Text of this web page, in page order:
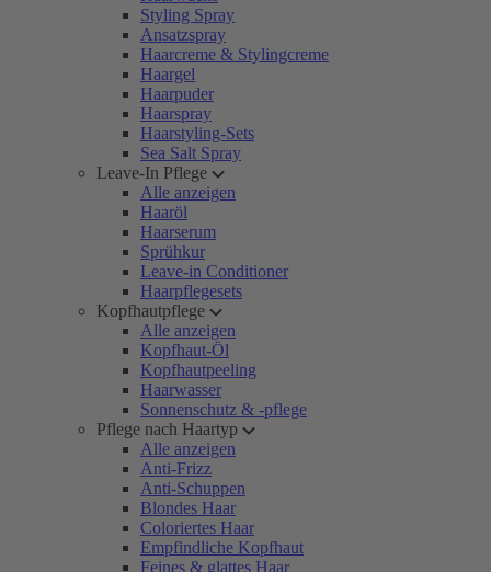
Styling Spray
Ansatzspray
Haarcreme & Stylingcreme
Haargel
Haarpuder
Haarspray
Haarstyling-Sets
Sea Salt Spray
Leave-In Pflege
Alle anzeigen
Haaröl
Haarserum
Sprühkur
Leave-in Conditioner
Haarpflegesets
Kopfhautpflege
Alle anzeigen
Kopfhaut-Öl
Kopfhautpeeling
Haarwasser
Sonnenschutz & -pflege
Pflege nach Haartyp
Alle anzeigen
Anti-Frizz
Anti-Schuppen
Blondes Haar
Coloriertes Haar
Empfindliche Kopfhaut
Feines & glattes Haar